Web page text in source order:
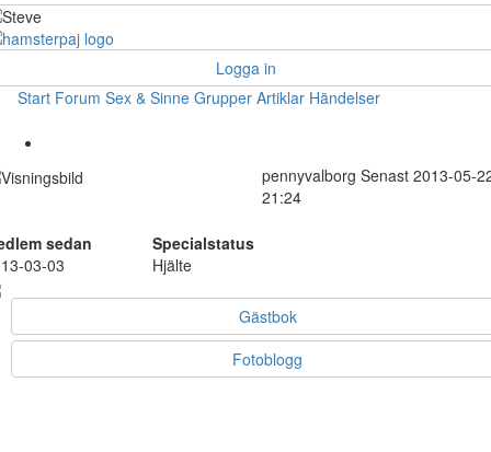
Logga in
Start Forum Sex & Sinne Grupper Artiklar Händelser
pennyvalborg Senast 2013-05-
21:24
sedan
Specialstatus
03-03
Hjälte
Gästbok
Fotoblogg